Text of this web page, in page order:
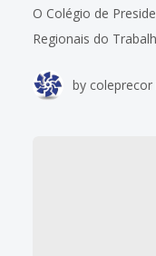
O Colégio de
Regionais do
Azevedo Frota e
by coleprecor